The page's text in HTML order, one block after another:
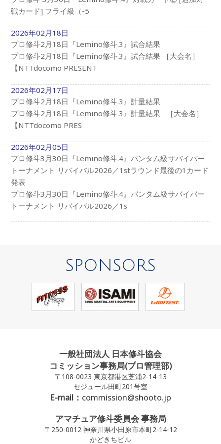
戦カード] フライ級（-5
2026年02月18日
プロ修斗2月18日『Lemino修斗.3』試合結果
プロ修斗2月18日『Lemino修斗.3』試合結果 ［大会名］
【NTTdocomo PRESENT
2026年02月17日
プロ修斗2月18日『Lemino修斗.3』計量結果
プロ修斗2月18日『Lemino修斗.3』計量結果 ［大会名］
【NTTdocomo PRES
2026年02月05日
プロ修斗3月30日『Lemino修斗.4』バンタム級サバイバー
トーナメント リバイバル2026／1stラウンド最後の1カード
発表
プロ修斗3月30日『Lemino修斗.4』バンタム級サバイバー
トーナメント リバイバル2026／1s
SPONSORS
一般社団法人 日本修斗協会
コミッション事務局(プロ管理部)
〒108-0023 東京都港区芝浦2-14-13
セジュール田町201号室
E-mail： commission@shooto.jp
アマチュア修斗委員会 事務局
〒250-0012 神奈川県小田原市本町2-14-12
かどきちビル